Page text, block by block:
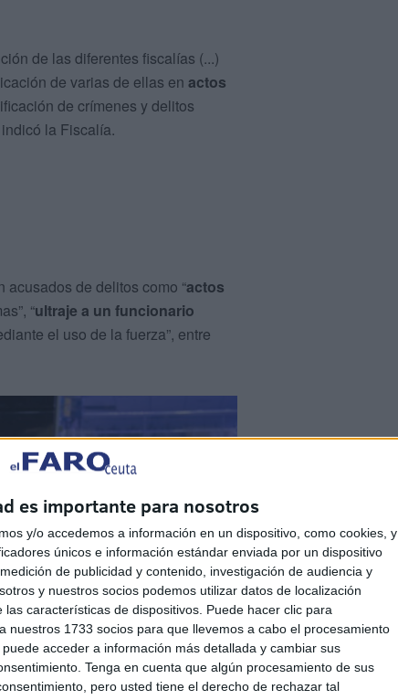
es importante para nosotros
y/o accedemos a información en un dispositivo, como cookies, y
únicos e información estándar enviada por un dispositivo
de publicidad y contenido, investigación de audiencia y
y nuestros socios podemos utilizar datos de localización
características de dispositivos. Puede hacer clic para
nuestros 1733 socios para que llevemos a cabo el procesamiento
acceder a información más detallada y cambiar sus
Tenga en cuenta que algún procesamiento de sus
pero usted tiene el derecho de rechazar tal
de las diferentes fiscalías (...)
de varias de ellas en actos
de crímenes y delitos
la Fiscalía.
de delitos como “actos
“ultraje a un funcionario
el uso de la fuerza”, entre